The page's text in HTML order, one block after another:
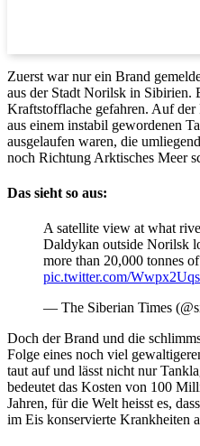
Zuerst war nur ein Brand
aus der Stadt Norilsk in Sibirien.
Kraftstofflache gefahren. Auf
aus einem instabil gewordenen
ausgelaufen waren, die
noch Richtung Arktisches Meer
Das sieht so aus:
A satellite view at what
Daldykan outside Norilsk
more than 20,000 tonnes
pic.twitter.com/
— The Siberian Times
Doch der Brand und die
Folge eines noch viel
taut auf und lässt nicht nur
bedeutet das Kosten von 100
Jahren, für die Welt heisst es,
im Eis konservierte Krankheiten